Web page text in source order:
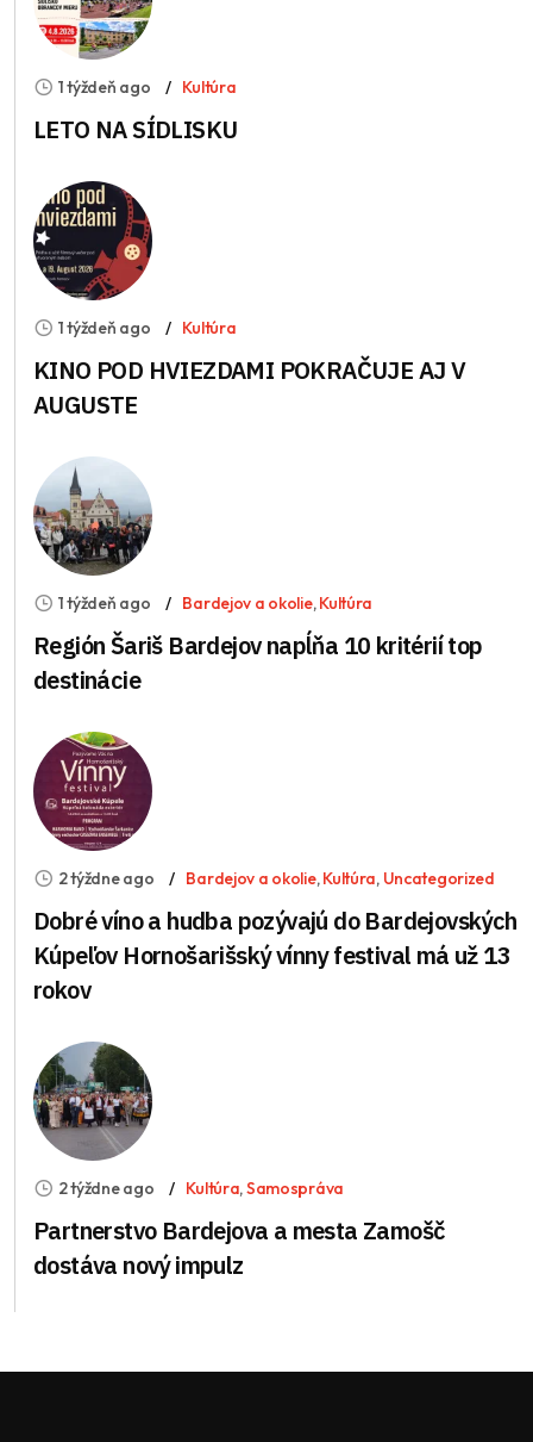
1 týždeň ago Kultúra
LETO NA SÍDLISKU
1 týždeň ago Kultúra
KINO POD HVIEZDAMI POKRAČUJE AJ V
AUGUSTE
1 týždeň ago Bardejov a okolie,Kultúra
Región Šariš Bardejov napĺňa 10 kritérií top
destinácie
2 týždne ago Bardejov a okolie,Kultúra, Uncategorized
Dobré víno a hudba pozývajú do Bardejovských
Kúpeľov Hornošarišský vínny festival má už 13
rokov
2 týždne ago Kultúra,Samospráva
Partnerstvo Bardejova a mesta Zamošč
dostáva nový impulz